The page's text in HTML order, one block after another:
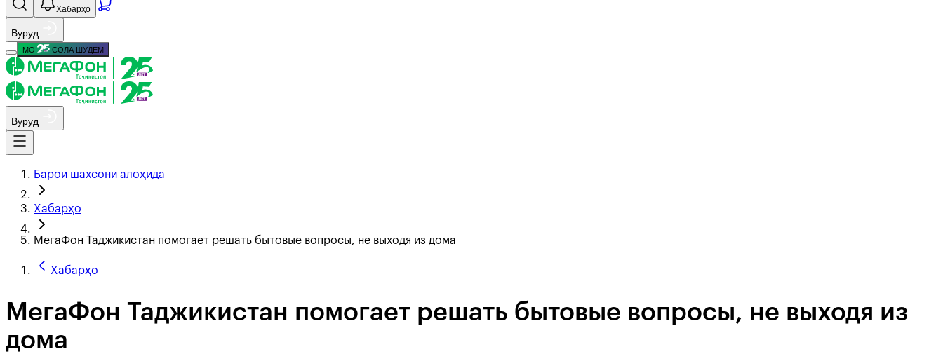
Хабарҳо
Вуруд
МО СОЛА ШУДЕМ
Вуруд
Барои шахсони алоҳида
Хабарҳо
МегаФон Таджикистан помогает решать бытовые вопросы, не выходя из дома
Хабарҳо
МегаФон Таджикистан помогает решать бытовые вопросы, не выходя из
дома